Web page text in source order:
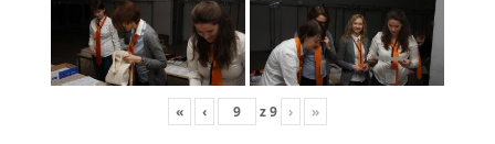
« ‹ z9 › »